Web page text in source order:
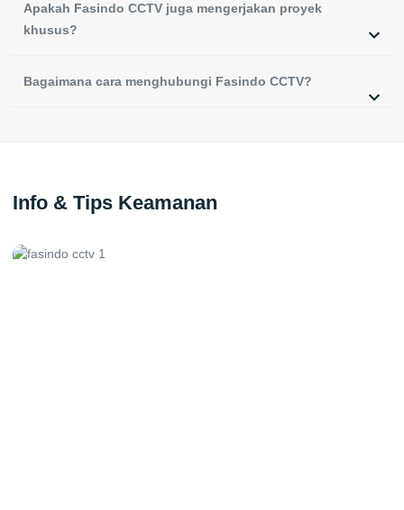
Apakah Fasindo CCTV juga mengerjakan proyek
khusus?
Bagaimana cara menghubungi Fasindo CCTV?
Info & Tips Keamanan